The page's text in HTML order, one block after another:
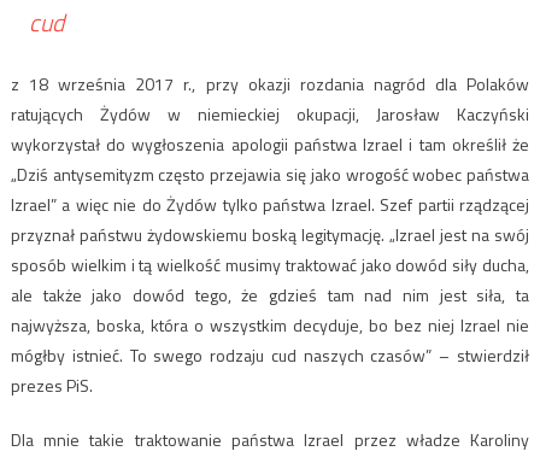
cud
z 18 września 2017 r., przy okazji rozdania nagród dla Polaków
ratujących Żydów w niemieckiej okupacji, Jarosław Kaczyński
wykorzystał do wygłoszenia apologii państwa Izrael i tam określił że
„Dziś antysemityzm często przejawia się jako wrogość wobec państwa
Izrael” a więc nie do Żydów tylko państwa Izrael. Szef partii rządzącej
przyznał państwu żydowskiemu boską legitymację. „Izrael jest na swój
sposób wielkim i tą wielkość musimy traktować jako dowód siły ducha,
ale także jako dowód tego, że gdzieś tam nad nim jest siła, ta
najwyższa, boska, która o wszystkim decyduje, bo bez niej Izrael nie
mógłby istnieć. To swego rodzaju cud naszych czasów” – stwierdził
prezes PiS.
Dla mnie takie traktowanie państwa Izrael przez władze Karoliny